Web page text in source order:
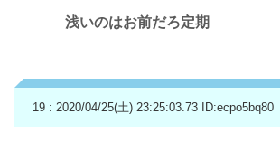
浅いのはお前だろ定期
19 : 2020/04/25(土) 23:25:03.73 ID:ecpo5bq80